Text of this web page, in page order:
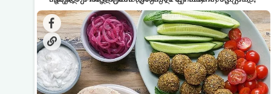
სალათებთან ერთად ან ტახინის (სესამის)
სოუსთან მირთმევისთვის.
იდეალურად შეინარჩუნოს და არ დაიშალოს.
დრო: 10–15 წუთი ულუფა: 20–24 ცალი ბურთულა
(4–6 პორცია)